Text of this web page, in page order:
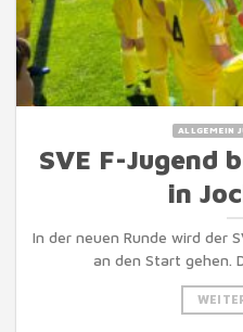
ALLGEMEIN
SVE F-Jugend
in
In der neuen Runde wird der
an den Start gehen.